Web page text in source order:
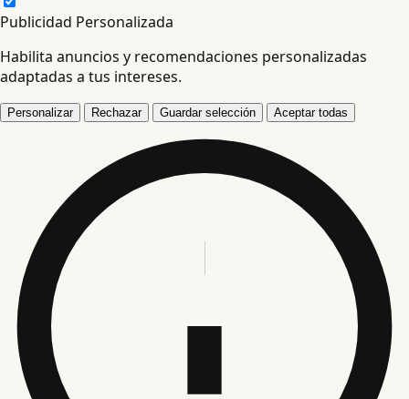
Publicidad Personalizada
Habilita anuncios y recomendaciones personalizadas
adaptadas a tus intereses.
Personalizar Rechazar Guardar selección Aceptar todas